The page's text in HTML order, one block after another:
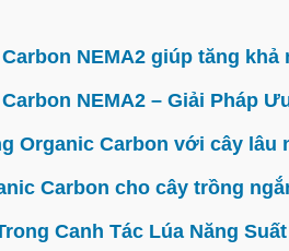
NEMA2 giúp tăng
NEMA2 – Giải Pháp
Organic Carbon với cây lâu
Carbon cho cây trồng
Canh Tác Lúa Năng